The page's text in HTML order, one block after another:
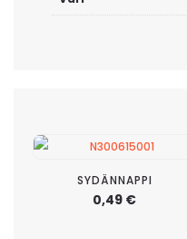
SYDÄNNAPPI
0,49 €